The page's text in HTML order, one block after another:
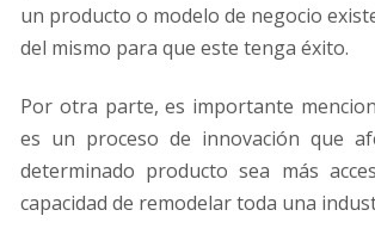
un producto o modelo de negocio
del mismo para que este tenga éxito.
Por otra parte, es importante
es un proceso de innovación que
determinado producto sea más
capacidad de remodelar toda una